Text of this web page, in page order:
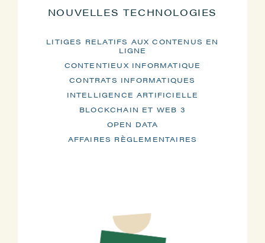
NOUVELLES TECHNOLOGIES
LITIGES RELATIFS AUX CONTENUS EN
LIGNE
CONTENTIEUX INFORMATIQUE
CONTRATS INFORMATIQUES
INTELLIGENCE ARTIFICIELLE
BLOCKCHAIN ET WEB 3
OPEN DATA
AFFAIRES RÈGLEMENTAIRES